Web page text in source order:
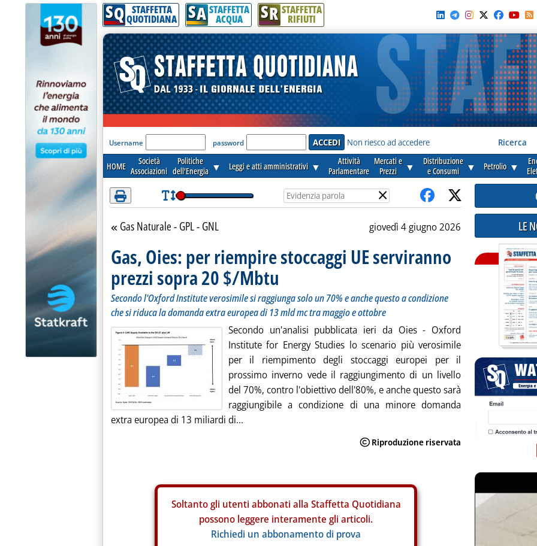
Attenzione! Esegui l'accesso per lèggere interamente la notizia.
SQ STAFFETTA
QUOTIDIANA SA STAFFETTA
ACQUA SR STAFFETTA
RIFIUTI
'Modulo Login per accedere'
Username password Non riesco ad accedere Ricerca
HOME
Società
Associazioni
Politiche
dell'Energia ▼ Leggi e atti amministrativi ▼
Attività
Parlamentare
Mercati e
Prezzi
▼
Distribuzione
e Consumi
▼ Petrolio ▼
×
Torna alla sezione
Gas Naturale - GPL - GNL giovedì 4 giugno 2026
Gas, Oies: per riempire stoccaggi UE serviranno
prezzi sopra 20 $/Mbtu
Secondo l'Oxford Institute verosimile si raggiunga solo un 70% e anche questo a condizione
che si riduca la domanda extra europea di 13 mld mc tra maggio e ottobre
Secondo un'analisi pubblicata ieri da Oies - Oxford
Institute for Energy Studies lo scenario più verosimile
per il riempimento degli stoccaggi europei per il
prossimo inverno vede il raggiungimento di un livello
del 70%, contro l'obiettivo dell'80%, e anche questo sarà
raggiungibile a condizione di una minore domanda
extra europea di 13 miliardi di...
Soltanto gli utenti abbonati alla Staffetta Quotidiana
possono leggere interamente gli articoli.
Richiedi un abbonamento di prova
LE